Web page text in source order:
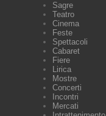
Sagre
Teatro
Cinema
Feste
Spettacoli
Cabaret
Fiere
Lirica
Mostre
Concerti
Incontri
Mercati